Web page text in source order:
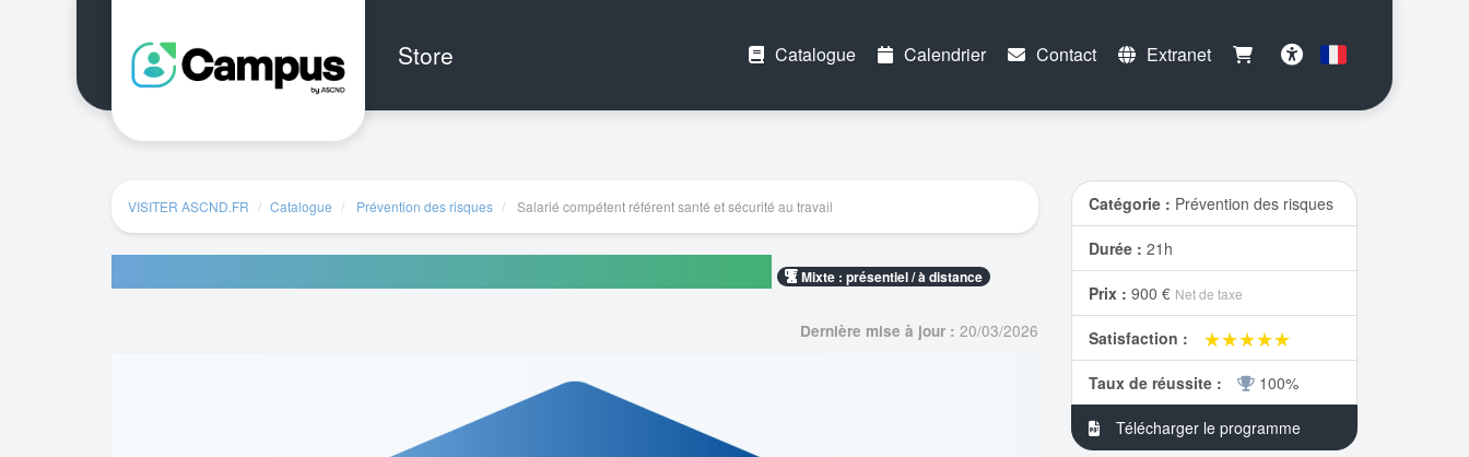
Store Catalogue Calendrier Contact
Extranet
Français
VISITER ASCND.FR Catalogue Prévention des risques Salarié compétent référent santé et sécurité au travail
Mixte : présentiel / à distance
Dernière mise à jour : 20/03/2026
Catégorie : Prévention des risques
Durée : 21h
Prix : 900 € Net de taxe
Satisfaction : ★★★★★
★★★★★
Taux de réussite : 100%
Télécharger le programme